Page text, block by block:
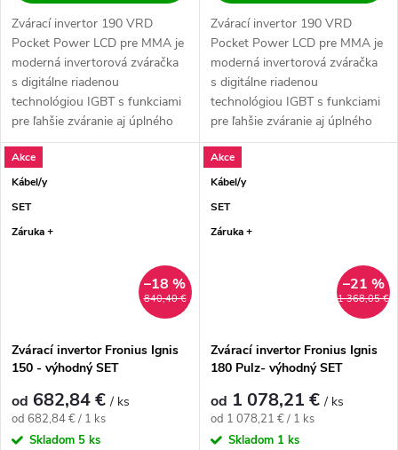
Zvárací invertor 190 VRD
Pocket Power LCD pre MMA je
moderná invertorová zváračka
s digitálne riadenou
technológiou IGBT s funkciami
pre ľahšie zváranie aj úplného
amatéra alebo...
Zvárací invertor 190 VRD
Pocket Power LCD pre MMA je
moderná invertorová zváračka
s digitálne riadenou
technológiou IGBT s funkciami
pre ľahšie zváranie aj úplného
amatéra alebo...
Akce
Kábel/y
SET
Záruka +
840,40 €
–18 %
Zvárací invertor Fronius Ignis
150 - výhodný SET
od 682,84 €/ ks
Jednotková cena:
od 682,84 € / 1 ks
Skladom 5 ks
Akce
Kábel/y
SET
Záruka +
1 368,05 €
–21 %
Zvárací invertor Fronius Ignis
180 Pulz- výhodný SET
od 1 078,21 €/ ks
Jednotková cena:
od 1 078,21 € / 1 ks
Skladom 1 ks